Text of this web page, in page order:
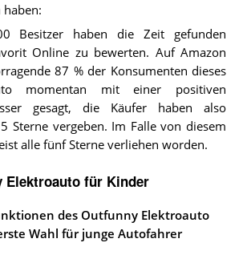
haben:
Besitzer haben die Zeit gefunden
Online zu bewerten. Auf Amazon
87 % der Konsumenten dieses
momentan mit einer positiven
gesagt, die Käufer haben also
Sterne vergeben. Im Falle von diesem
alle fünf Sterne verliehen worden.
Elektroauto für Kinder
des Outfunny Elektroauto
Wahl für junge Autofahrer